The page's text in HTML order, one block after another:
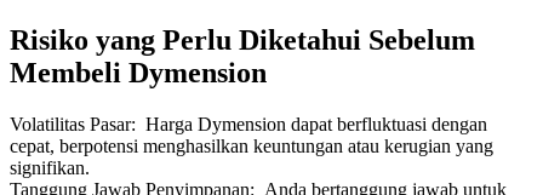
Risiko yang Perlu Diketahui Sebelum
Membeli Dymension
Volatilitas Pasar: Harga Dymension dapat berfluktuasi dengan
cepat, berpotensi menghasilkan keuntungan atau kerugian yang
signifikan.
Tanggung Jawab Penyimpanan: Anda bertanggung jawab untuk